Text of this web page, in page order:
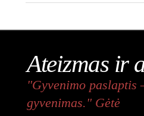
Ateizmas ir
"Gyvenimo paslaptis
gyvenimas." Gėtė